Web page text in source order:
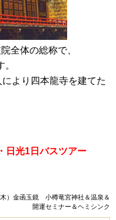
全体の総称で、
より四本龍寺を建てた
光1日バスツアー
）金函玉鏡 小樽竜宮神社＆温泉＆
開運セミナー＆ヘミシンク